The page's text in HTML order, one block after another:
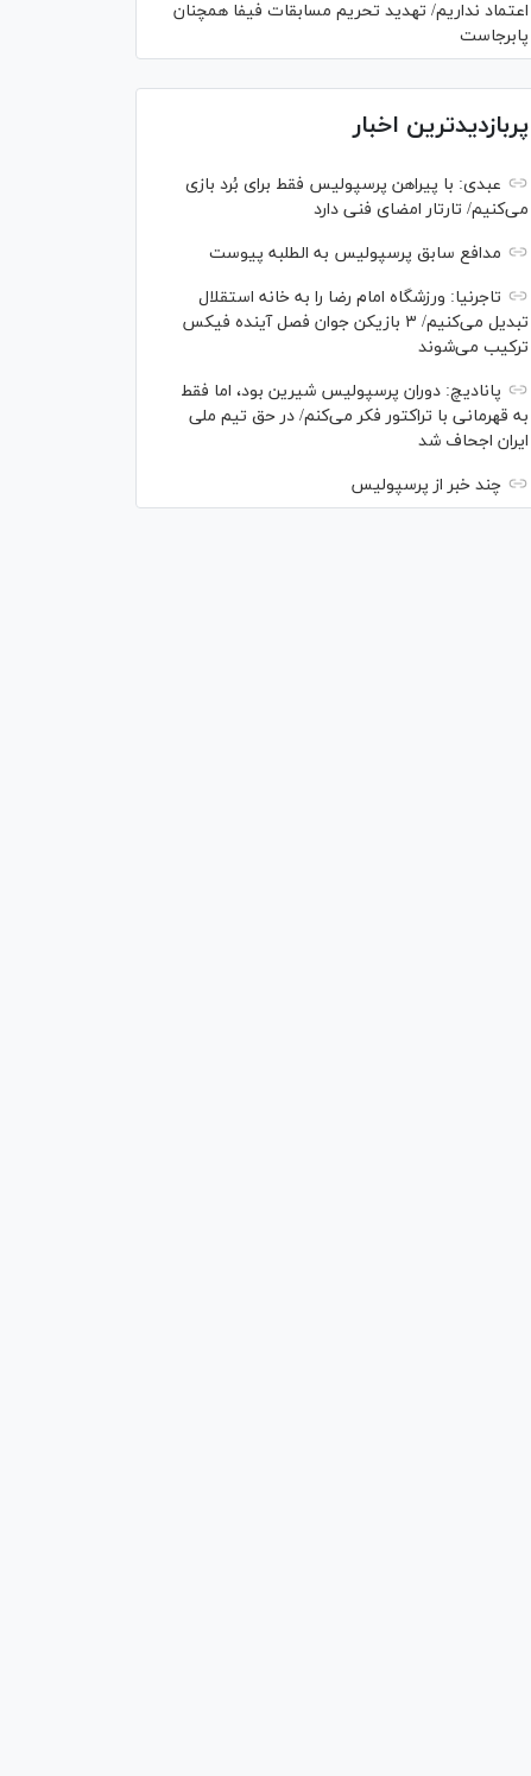
اعتماد نداریم/ تهدید تحریم مسابقات فیفا همچنان
پابرجاست
پربازدیدترین اخبار
عبدی: با پیراهن پرسپولیس فقط برای بُرد بازی
می‌کنیم/ تارتار امضای فنی دارد
مدافع سابق پرسپولیس به الطلبه پیوست
تاجرنیا: ورزشگاه امام رضا را به خانه استقلال
تبدیل می‌کنیم/ ۳ بازیکن جوان فصل آینده فیکس
ترکیب می‌شوند
پانادیچ: دوران پرسپولیس شیرین بود، اما فقط
به قهرمانی با تراکتور فکر می‌کنم/ در حق تیم ملی
ایران اجحاف شد
چند خبر از پرسپولیس